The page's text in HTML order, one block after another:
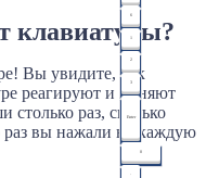
6
1
2
3
Enter
0
.
клавиатуры?
Вы увидите, как
реагируют и меняют
раз, сколько
раз вы нажали на каждую